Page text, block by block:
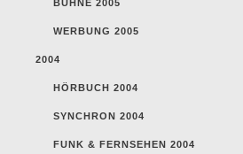
BÜHNE 2005
WERBUNG 2005
2004
HÖRBUCH 2004
SYNCHRON 2004
FUNK & FERNSEHEN 2004